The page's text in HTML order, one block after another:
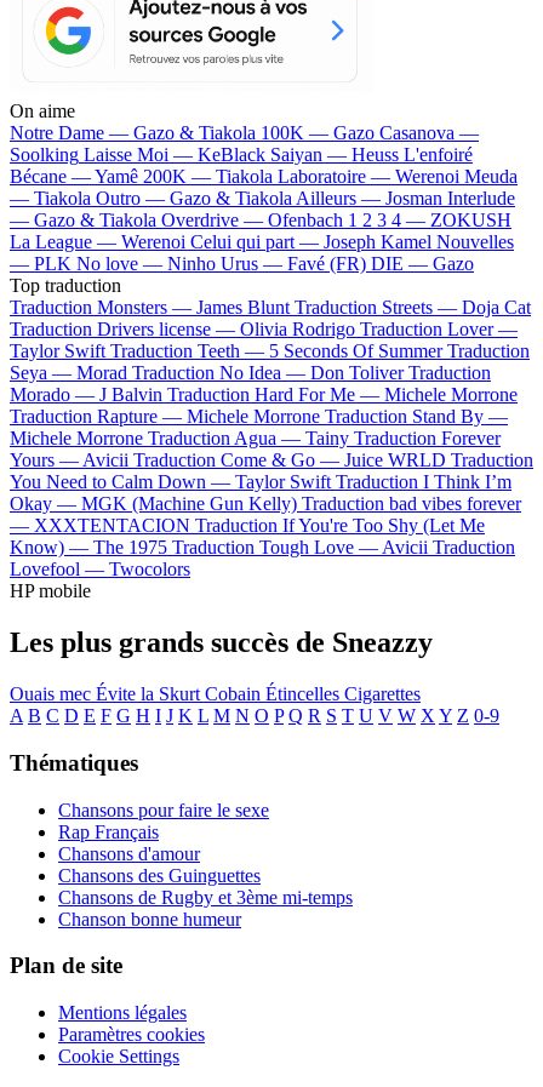
On aime
Notre Dame — Gazo & Tiakola 100K — Gazo Casanova —
Soolking Laisse Moi — KeBlack Saiyan — Heuss L'enfoiré
Bécane —Yamê 200K — Tiakola Laboratoire — Werenoi Meuda
— Tiakola Outro — Gazo & TiakolaAilleurs — Josman Interlude
— Gazo & Tiakola Overdrive — Ofenbach 1 2 3 4 — ZOKUSH
La League — Werenoi Celui qui part — Joseph Kamel Nouvelles
— PLK No love — Ninho Urus — Favé (FR) DIE — Gazo
Top traduction
Traduction Monsters — James Blunt Traduction Streets — Doja Cat
Traduction Drivers license — Olivia Rodrigo Traduction Lover —
Taylor Swift Traduction Teeth — 5 Seconds Of Summer Traduction
Seya — Morad Traduction No Idea — Don Toliver Traduction
Morado — J Balvin Traduction Hard For Me — Michele Morrone
Traduction Rapture — Michele Morrone Traduction Stand By —
Michele Morrone Traduction Agua — Tainy Traduction Forever
Yours —Avicii Traduction Come & Go — Juice WRLD Traduction
You Need to Calm Down — Taylor Swift Traduction I Think I’m
Okay — MGK (Machine Gun Kelly) Traduction bad vibes forever
— XXXTENTACION Traduction If You're Too Shy (Let Me
Know) — The 1975 Traduction Tough Love —Avicii Traduction
Lovefool — Twocolors
HP mobile
Les plus grands succès de Sneazzy
Ouais mec Évite la Skurt Cobain Étincelles Cigarettes
A B C D E F G H I J K L M N O P Q R S T U V W X Y Z 0-9
Thématiques
Chansons pour faire le sexe
Rap Français
Chansons d'amour
Chansons des Guinguettes
Chansons de Rugby et 3ème mi-temps
Chanson bonne humeur
Plan de site
Mentions légales
Paramètres cookies
Cookie Settings